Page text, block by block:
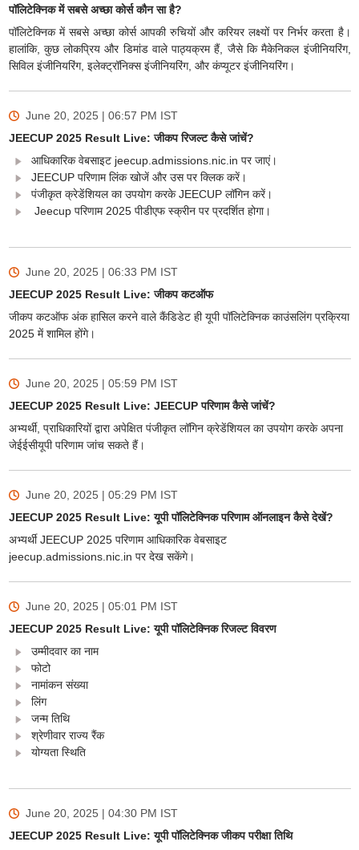
पॉलिटेक्निक में सबसे अच्छा कोर्स कौन सा है?
पॉलिटेक्निक में सबसे अच्छा कोर्स आपकी रुचियों और करियर लक्ष्यों पर निर्भर करता है।
हालांकि, कुछ लोकप्रिय और डिमांड वाले पाठ्यक्रम हैं, जैसे कि मैकेनिकल इंजीनियरिंग,
सिविल इंजीनियरिंग, इलेक्ट्रॉनिक्स इंजीनियरिंग, और कंप्यूटर इंजीनियरिंग।
June 20, 2025 | 06:57 PM IST
JEECUP 2025 Result Live: जीकप रिजल्ट कैसे जांचें?
आधिकारिक वेबसाइट jeecup.admissions.nic.in पर जाएं।
JEECUP परिणाम लिंक खोजें और उस पर क्लिक करें।
पंजीकृत क्रेडेंशियल का उपयोग करके JEECUP लॉगिन करें।
Jeecup परिणाम 2025 पीडीएफ स्क्रीन पर प्रदर्शित होगा।
June 20, 2025 | 06:33 PM IST
JEECUP 2025 Result Live: जीकप कटऑफ
जीकप कटऑफ अंक हासिल करने वाले कैंडिडेट ही यूपी पॉलिटेक्निक काउंसलिंग प्रक्रिया
2025 में शामिल होंगे।
June 20, 2025 | 05:59 PM IST
JEECUP 2025 Result Live: JEECUP परिणाम कैसे जांचें?
अभ्यर्थी, प्राधिकारियों द्वारा अपेक्षित पंजीकृत लॉगिन क्रेडेंशियल का उपयोग करके अपना
जेईईसीयूपी परिणाम जांच सकते हैं।
June 20, 2025 | 05:29 PM IST
JEECUP 2025 Result Live: यूपी पॉलिटेक्निक परिणाम ऑनलाइन कैसे देखें?
अभ्यर्थी JEECUP 2025 परिणाम आधिकारिक वेबसाइट
jeecup.admissions.nic.in पर देख सकेंगे।
June 20, 2025 | 05:01 PM IST
JEECUP 2025 Result Live: यूपी पॉलिटेक्निक रिजल्ट विवरण
उम्मीदवार का नाम
फोटो
नामांकन संख्या
लिंग
जन्म तिथि
श्रेणीवार राज्य रैंक
योग्यता स्थिति
June 20, 2025 | 04:30 PM IST
JEECUP 2025 Result Live: यूपी पॉलिटेक्निक जीकप परीक्षा तिथि